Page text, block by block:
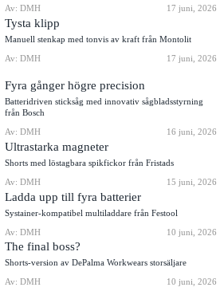
Av: DMH
17 juni, 2026
Tysta klipp
Manuell stenkap med tonvis av kraft från Montolit
Av: DMH
17 juni, 2026
Fyra gånger högre precision
Batteridriven sticksåg med innovativ sågbladsstyrning
från Bosch
Av: DMH
16 juni, 2026
Ultrastarka magneter
Shorts med löstagbara spikfickor från Fristads
Av: DMH
15 juni, 2026
Ladda upp till fyra batterier
Systainer-kompatibel multiladdare från Festool
Av: DMH
10 juni, 2026
The final boss?
Shorts-version av DePalma Workwears storsäljare
Av: DMH
10 juni, 2026